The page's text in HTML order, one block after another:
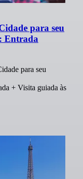
para seu
Entrada
para seu
+ Visita guiada às